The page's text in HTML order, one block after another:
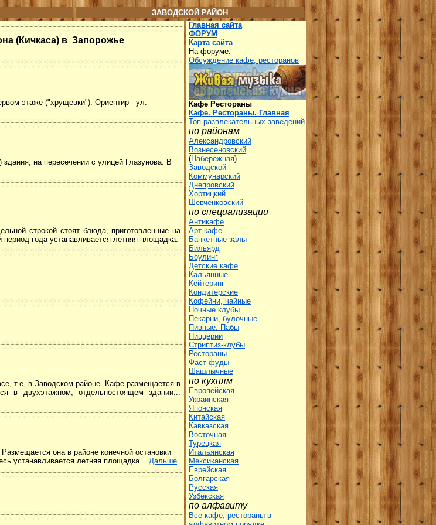
ЗАВОДСКОЙ РАЙОН
(Кичкаса) в Запорожье
этаже ("хрущевки"). Ориентир - ул.
на пересечении с улицей Глазунова. В
строкой стоят блюда, приготовленные на
года устанавливается летняя площадка.
т.е. в Заводском районе. Кафе размещается в
в двухэтажном, отдельностоящем здании...
она в районе конечной остановки
устанавливается летняя площадка... Дальше
Главная сайта
ФОРУМ
Карта сайта
На форуме:
Обсуждение кафе, ресторанов
Кафе Рестораны
Кафе. Рестораны. Главная
Топ развлекательных заведений
по районам
Александровский
Вознесеновский
(Набережная)
Заводской
Коммунарский
Днепровский
Хортицкий
Шевченковский
по специализации
Антикафе
Арт-кафе
Банкетные залы
Бильярд
Боулинг
Детские кафе
Кальянные
Кейтеринг
Кондитерские
Кофейни, чайные
Ночные клубы
Пекарни, булочные
Пивные. Пабы
Пиццерии
Стриптиз-клубы
Рестораны
Фаст-фуды
Шашлычные
по кухням
Европейская
Украинская
Японская
Китайская
Кавказская
Восточная
Турецкая
Итальянская
Мексиканская
Еврейская
Болгарская
Русская
Узбекская
по алфавиту
Все кафе, рестораны в